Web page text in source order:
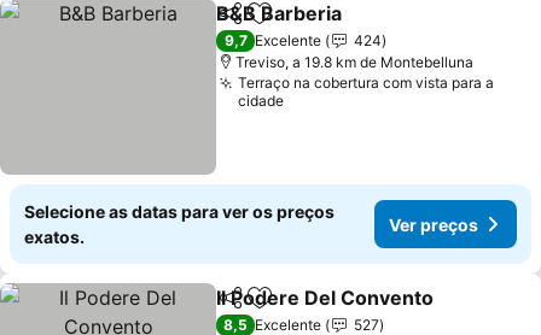
PartilharAdicionar aos favoritos
B&B Barberia
9,7 Excelente
424
Treviso, a 19.8 km de Montebelluna
Terraço na cobertura com vista para a
cidade
Selecione as datas para ver os preços
exatos.
Ver preços
PartilharAdicionar aos favoritos
Il Podere Del Convento
8,5 Excelente
527